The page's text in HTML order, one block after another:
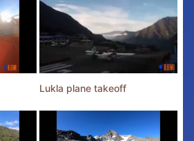
Lukla plane takeoff